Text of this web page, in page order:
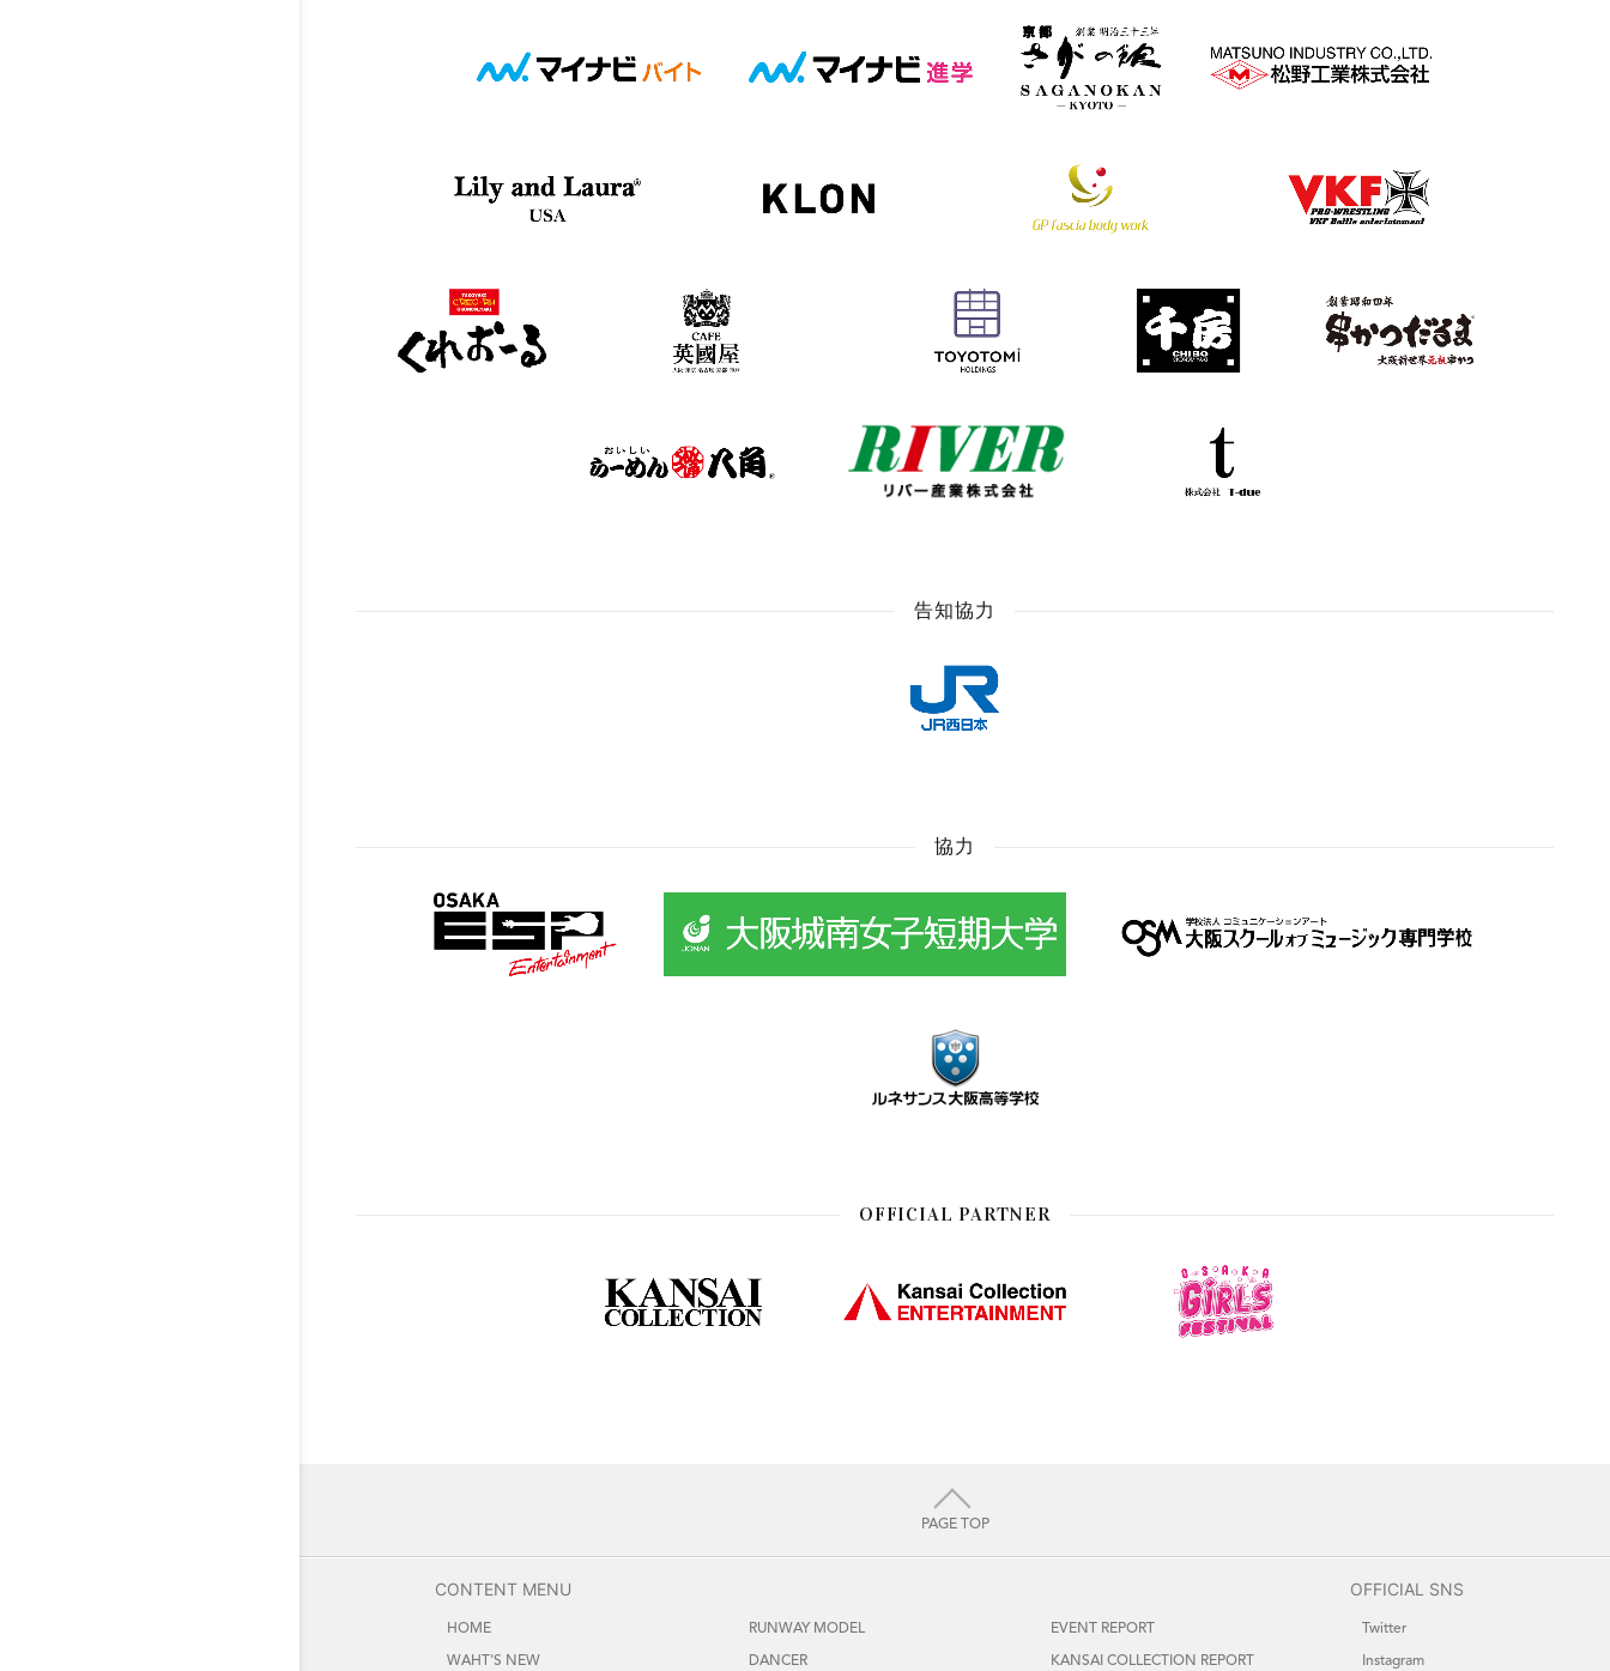
告知協力
協力
OFFICIAL PARTNER
PAGE TOP
CONTENT MENU
HOME
WAHT'S NEW
RUNWAY MODEL
DANCER
EVENT REPORT
KANSAI COLLECTION REPORT
OFFICIAL SNS
Twitter
Instagram